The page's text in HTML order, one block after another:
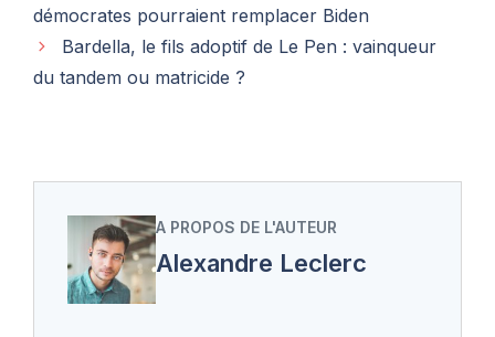
démocrates pourraient remplacer Biden
Bardella, le fils adoptif de Le Pen : vainqueur
du tandem ou matricide ?
A PROPOS DE L'AUTEUR
Alexandre Leclerc